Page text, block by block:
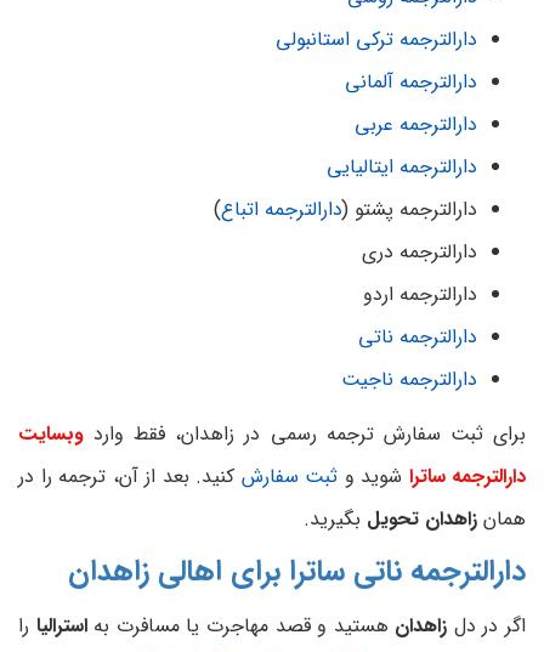
دارالترجمه ترکی استانبولی
دارالترجمه آلمانی
دارالترجمه عربی
دارالترجمه ایتالیایی
دارالترجمه پشتو (دارالترجمه اتباع)
دارالترجمه دری
دارالترجمه اردو
دارالترجمه ناتی
دارالترجمه ناجیت
برای ثبت سفارش ترجمه رسمی در زاهدان، فقط وارد وبسایت
دارالترجمه ساترا شوید و ثبت سفارش کنید. بعد از آن، ترجمه را در
همان زاهدان تحویل بگیرید.
دارالترجمه ناتی ساترا برای اهالی زاهدان
اگر در دل زاهدان هستید و قصد مهاجرت یا مسافرت بهاسترالیا را